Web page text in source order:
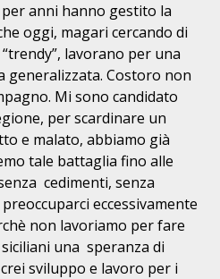
anni hanno gestito la
oggi, magari cercando di
“trendy”, lavorano per una
generalizzata. Costoro non
Mi sono candidato
per scardinare un
e malato, abbiamo già
tale battaglia fino alle
cedimenti, senza
eccessivamente
non lavoriamo per fare
una speranza di
sviluppo e lavoro per i